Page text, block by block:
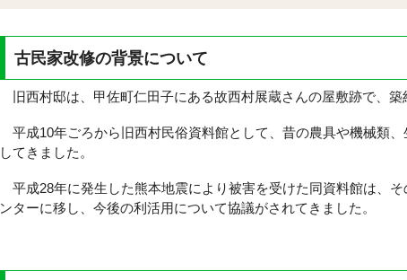
古民家改修の背景について
旧西村邸は、甲佐町仁田子にある故西村展蔵さんの屋敷跡で、築
平成10年ごろから旧西村民俗資料館として、昔の農具や機械類
してきました。
平成28年に発生した熊本地震により被害を受けた同資料館は、
ンターに移し、今後の利活用について協議がされてきました。